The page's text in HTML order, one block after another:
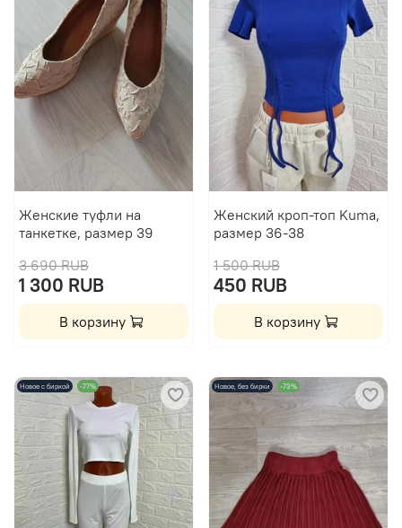
Женские туфли на
танкетке, размер 39
3 690 RUB
1 300 RUB
В корзину
Женский кроп-топ Kuma,
размер 36-38
1 500 RUB
450 RUB
В корзину
Новое с биркой -77% Новое, без бирки -73%